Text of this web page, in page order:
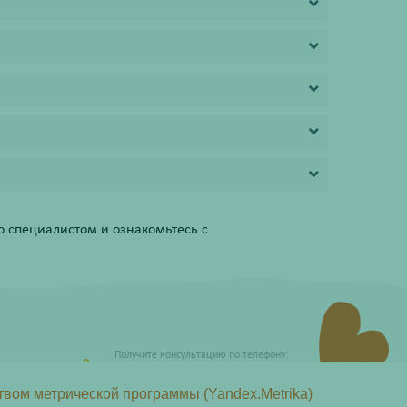
специалистом и ознакомьтесь с
Получите консультацию по телефону:
метрической программы (Yandex.Metrika)